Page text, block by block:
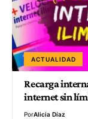
ACTUALIDAD
Recarga
internet sin
PorAlicia Díaz